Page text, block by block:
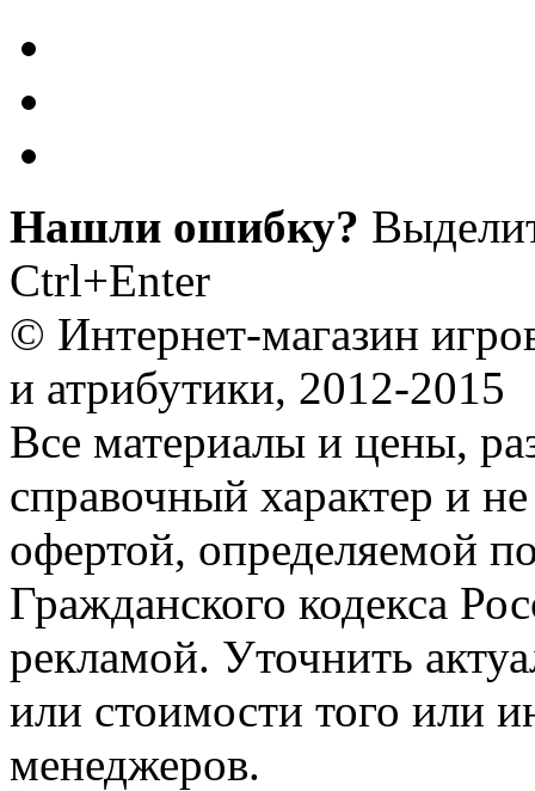
Нашли ошибку?
Ctrl+Enter
© Интернет-магазин
и атрибутики, 2012-2015
Все материалы и цены,
справочный характер и
офертой, определяемой
Гражданского кодекса
рекламой. Уточнить
или стоимости того или
менеджеров.